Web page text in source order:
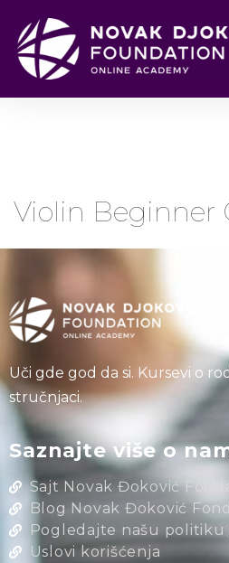
Violin Beginner
Uči gde god da si. Kursevi o
stručnjaci.
Saznajte više o
Sajt Novak Đoković
Blog Novak Đoković
Pogledajte našu politiku
Uslovi korišćenja